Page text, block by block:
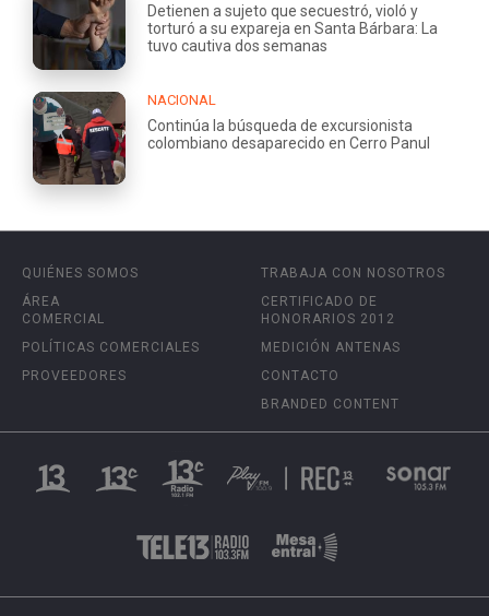
Detienen a sujeto que secuestró, violó y
torturó a su expareja en Santa Bárbara: La
tuvo cautiva dos semanas
NACIONAL
Continúa la búsqueda de excursionista
colombiano desaparecido en Cerro Panul
QUIÉNES SOMOS
ÁREA
COMERCIAL
POLÍTICAS COMERCIALES
PROVEEDORES
TRABAJA CON NOSOTROS
CERTIFICADO DE
HONORARIOS 2012
MEDICIÓN ANTENAS
CONTACTO
BRANDED CONTENT